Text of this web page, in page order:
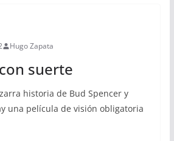
Hugo Zapata
suerte
historia de Bud Spencer y
una película de visión obligatoria